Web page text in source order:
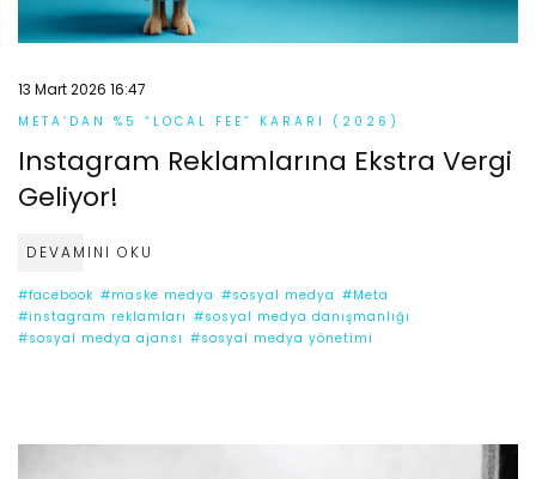
13 Mart 2026 16:47
META’DAN %5 “LOCAL FEE” KARARI (2026)
Instagram Reklamlarına Ekstra Vergi
Geliyor!
DEVAMINI OKU
#facebook #maske medya #sosyal medya #Meta
#instagram reklamları #sosyal medya danışmanlığı
#sosyal medya ajansı #sosyal medya yönetimi